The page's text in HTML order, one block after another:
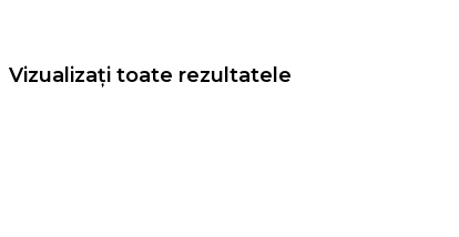
Vizualizați toate rezultatele